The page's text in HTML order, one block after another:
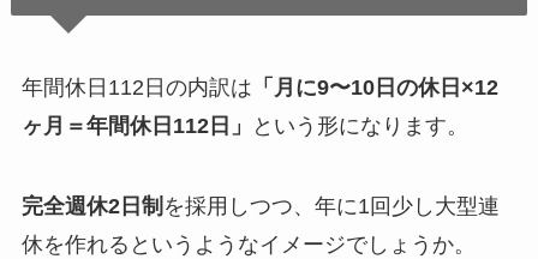
年間休日112日の内訳は 「月に9〜10日の休日×12
ヶ月＝年間休日112日」
という形になります。
完全週休2日制 を採用しつつ、年に1回少し大型連
休を作れるというようなイメージでしょうか。